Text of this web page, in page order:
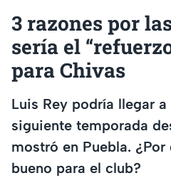
3 razones por
sería el
para Chivas
Luis Rey podría llegar
siguiente temporada
mostró en Puebla.
bueno para el club?